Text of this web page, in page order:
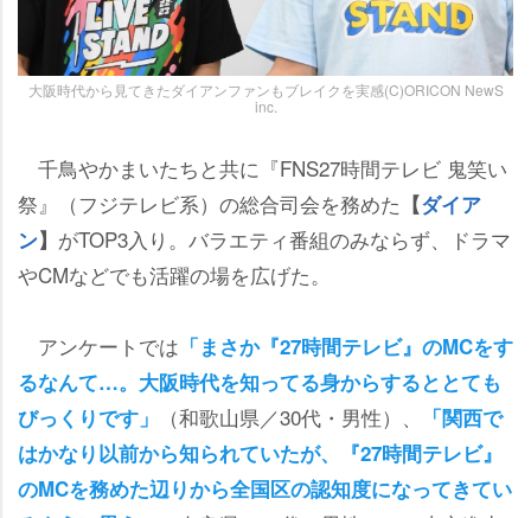
大阪時代から見てきたダイアンファンもブレイクを実感(C)ORICON NewS
inc.
千鳥やかまいたちと共に『FNS27時間テレビ 鬼笑い
祭』（フジテレビ系）の総合司会を務めた 【ダイア
ン】 がTOP3入り。バラエティ番組のみならず、ドラマ
CMなどでも活躍の場を広げた。
アンケートでは 「まさか『27時間テレビ』のMCをす
るなんて…。大阪時代を知ってる身からするととても
びっくりです」
（和歌山県／30代・男性）、
「関西で
はかなり以前から知られていたが、『27時間テレビ』
のMCを務めた辺りから全国区の認知度になってきてい